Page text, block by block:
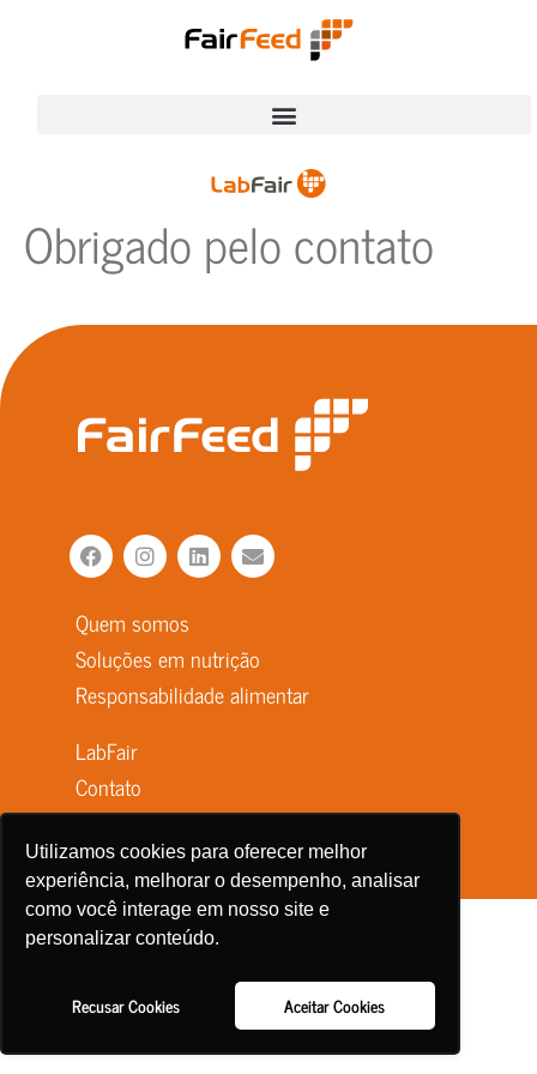
Utilizamos cookies para oferecer melhor
experiência, melhorar o desempenho, analisar
como você interage em nosso site e
personalizar conteúdo.
Recusar Cookies Aceitar Cookies
Obrigado pelo contato
Quem somos
Soluções em nutrição
Responsabilidade alimentar
LabFair
Contato
Política de Privacidade